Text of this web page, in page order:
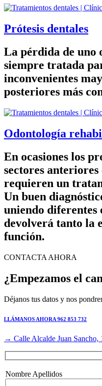
Prótesis dentales
La pérdida de uno
siempre tratada
inconvenientes
posteriores más
Odontología
En ocasiones los
sectores
requieren un
Un buen
uniendo diferentes
devolverá tanto la
función.
CONTACTA AHORA
¿Empezamos el
Déjanos tus datos y nos
LLÁMANOS AHORA 962 853 732
→ Calle Alcalde Juan
Nombre Apellidos